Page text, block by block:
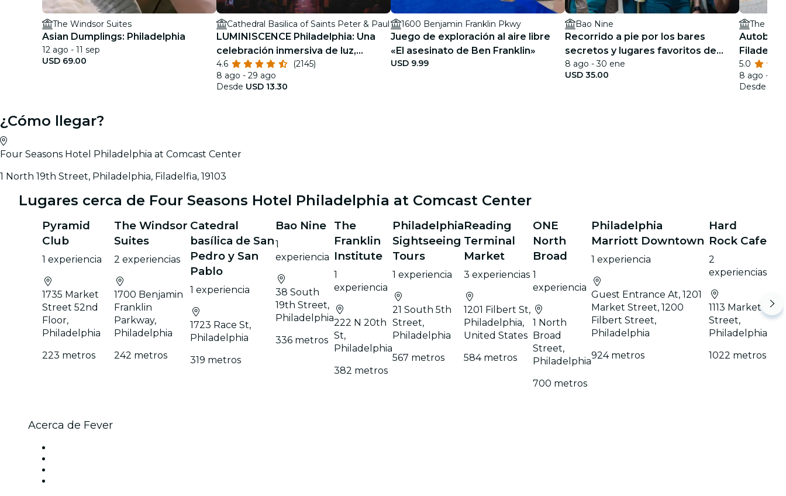
The Windsor Suites
Asian Dumplings: Philadelphia
12 ago - 11 sep
USD 69.00
Cathedral Basilica of Saints Peter & Paul
LUMINISCENCE Philadelphia: Una
celebración inmersiva de luz,
música e historia
4.6
(2145)
8 ago - 29 ago
Desde USD 13.30
1600 Benjamin Franklin Pkwy
Juego de exploración al aire libre
«El asesinato de Ben Franklin»
USD 9.99
Bao Nine
Recorrido a pie por los bares
secretos y lugares favoritos de
Filadelfia
8 ago - 30 ene
USD 35.00
The
Autobús
Filadelfia
5.0
8 ago - 5
Desde
¿Cómo llegar?
Four Seasons Hotel Philadelphia at Comcast Center
1 North 19th Street, Philadelphia, Filadelfia, 19103
Lugares cerca de Four Seasons Hotel Philadelphia at Comcast Center
Pyramid
Club
1 experiencia
1735 Market
Street 52nd
Floor,
Philadelphia
223 metros
The Windsor
Suites
2 experiencias
1700 Benjamin
Franklin
Parkway,
Philadelphia
242 metros
Catedral
basílica de San
Pedro y San
Pablo
1 experiencia
1723 Race St,
Philadelphia
319 metros
Bao Nine
1
experiencia
38 South
19th Street,
Philadelphia
336 metros
The
Franklin
Institute
1
experiencia
222 N 20th
St,
Philadelphia
382 metros
Philadelphia
Sightseeing
Tours
1 experiencia
21 South 5th
Street,
Philadelphia
567 metros
Reading
Terminal
Market
3 experiencias
1201 Filbert St,
Philadelphia,
United States
584 metros
ONE
North
Broad
1
experiencia
1 North
Broad
Street,
Philadelphia
700 metros
Philadelphia
Marriott Downtown
1 experiencia
Guest Entrance At, 1201
Market Street, 1200
Filbert Street,
Philadelphia
924 metros
Hard
Rock Cafe
2
experiencias
1113 Market
Street,
Philadelphia
1022 metros
Acerca de Fever